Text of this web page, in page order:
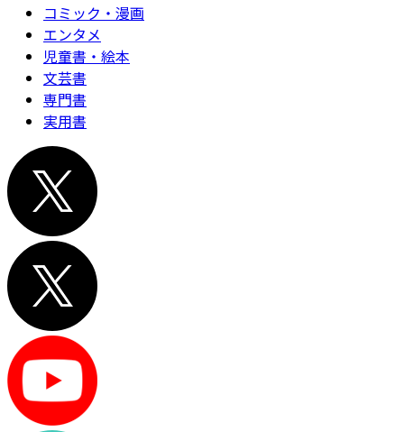
コミック・漫画
エンタメ
児童書・絵本
文芸書
専門書
実用書